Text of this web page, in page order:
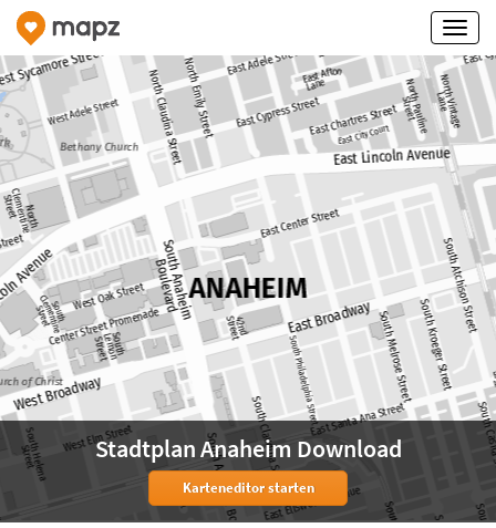
Stadtplan Anaheim Download
Karteneditor starten